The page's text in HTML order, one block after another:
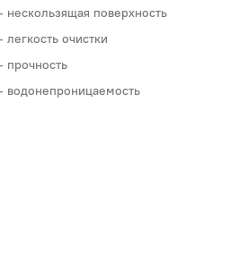
нескользящая поверхность
легкость очистки
прочность
водонепроницаемость